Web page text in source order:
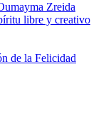
Zreida
libre y creativo
de la Felicidad